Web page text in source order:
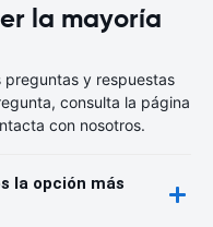
la mayoría
preguntas y respuestas
consulta la página
con nosotros.
la opción más